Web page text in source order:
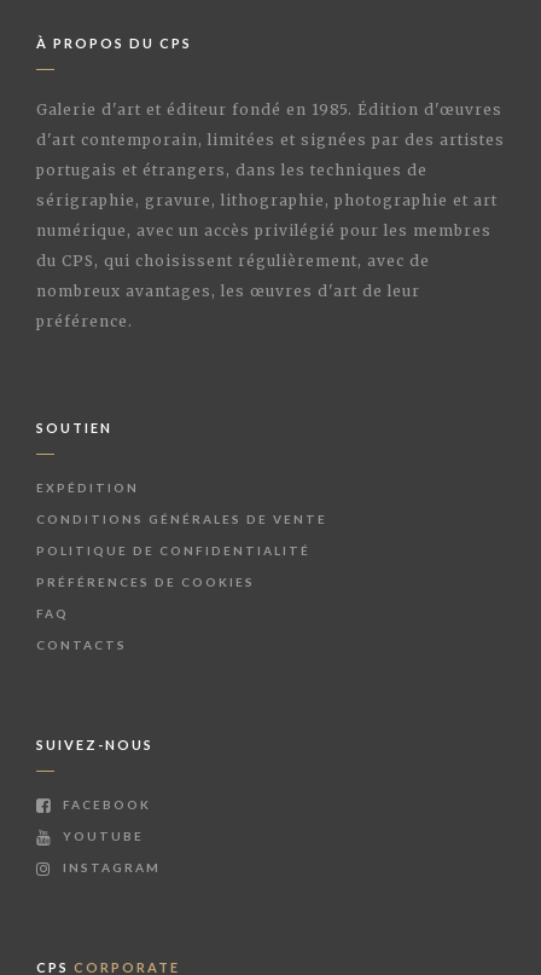
À PROPOS DU CPS
Galerie d'art et éditeur fondé en 1985. Édition d'œuvres
d'art contemporain, limitées et signées par des artistes
portugais et étrangers, dans les techniques de
sérigraphie, gravure, lithographie, photographie et art
numérique, avec un accès privilégié pour les membres
du CPS, qui choisissent régulièrement, avec de
nombreux avantages, les œuvres d'art de leur
préférence.
SOUTIEN
EXPÉDITION
CONDITIONS GÉNÉRALES DE VENTE
POLITIQUE DE CONFIDENTIALITÉ
PRÉFÉRENCES DE COOKIES
FAQ
CONTACTS
SUIVEZ-NOUS
FACEBOOK
YOUTUBE
INSTAGRAM
CPS CORPORATE